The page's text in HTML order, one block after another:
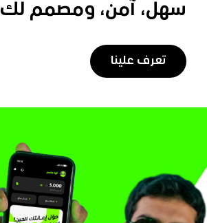
سهل، آمن، ومصمم لك
تعرف علينا